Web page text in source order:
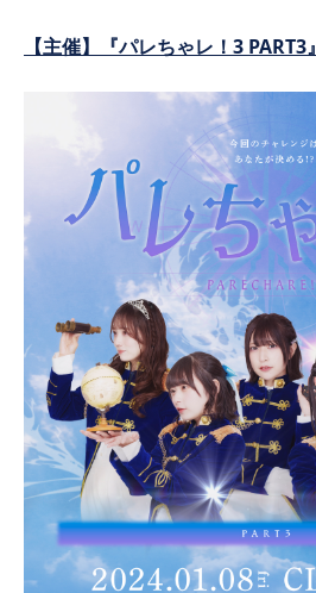
PROFILE
NEWS
【主催】『パレちゃレ！3 PART3』